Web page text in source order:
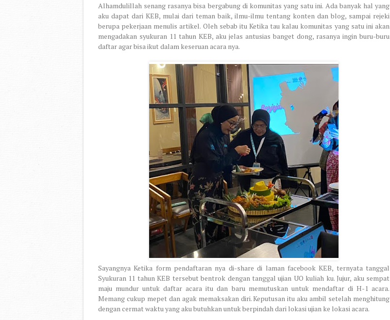
Alhamdulillah senang rasanya bisa bergabung di komunitas yang satu ini. Ada banyak hal yang
aku dapat dari KEB, mulai dari teman baik, ilmu-ilmu tentang konten dan blog, sampai rejeki
berupa pekerjaan menulis artikel. Oleh sebab itu Ketika tau kalau komunitas yang satu ini akan
mengadakan syukuran 11 tahun KEB, aku jelas antusias banget dong, rasanya ingin buru-buru
daftar agar bisa ikut dalam keseruan acara nya.
Sayangnya Ketika form pendaftaran nya di-share di laman facebook KEB, ternyata tanggal
Syukuran 11 tahun KEB tersebut bentrok dengan tanggal ujian UO kuliah ku. Jujur, aku sempat
maju mundur untuk daftar acara itu dan baru memutuskan untuk mendaftar di H-1 acara.
Memang cukup mepet dan agak memaksakan diri. Keputusan itu aku ambil setelah menghitung
dengan cermat waktu yang aku butuhkan untuk berpindah dari lokasi ujian ke lokasi acara.